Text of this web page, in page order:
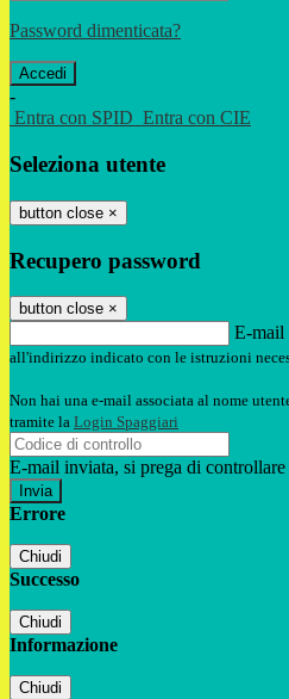
Password dimenticata?
-
Entra con SPID Entra con CIE
Seleziona utente
button close ×
Recupero password
button close ×
E-mail
all'indirizzo indicato con le istruzioni
Non hai una e-mail associata al nome
tramite la Login Spaggiari
E-mail inviata, si prega di
Errore
Chiudi
Successo
Chiudi
Informazione
Chiudi